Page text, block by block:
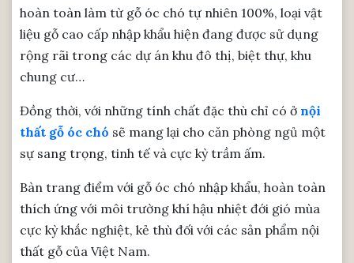
hoàn toàn làm từ gỗ óc chó tự nhiên 100%, loại vật
liệu gỗ cao cấp nhập khẩu hiện đang được sử dụng
rộng rãi trong các dự án khu đô thị, biệt thự, khu
chung cư…
Đồng thời, với những tính chất đặc thù chỉ có ở nội
thất gỗ óc chó sẽ mang lại cho căn phòng ngủ một
sự sang trọng, tinh tế và cực kỳ trầm ấm.
Bàn trang điểm với gỗ óc chó nhập khẩu, hoàn toàn
thích ứng với môi trường khí hậu nhiệt đới gió mùa
cực kỳ khắc nghiệt, kẻ thù đối với các sản phẩm nội
thất gỗ của Việt Nam.